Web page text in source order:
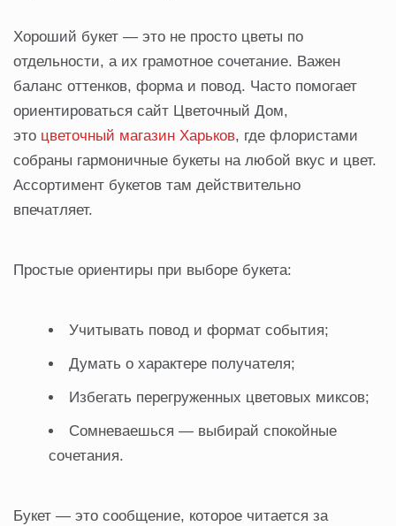
Хороший букет — это не просто цветы по
отдельности, а их грамотное сочетание. Важен
баланс оттенков, форма и повод. Часто помогает
ориентироваться сайт Цветочный Дом,
это цветочный магазин Харьков, где флористами
собраны гармоничные букеты на любой вкус и цвет.
Ассортимент букетов там действительно
впечатляет.
Простые ориентиры при выборе букета:
Учитывать повод и формат события;
Думать о характере получателя;
Избегать перегруженных цветовых миксов;
Сомневаешься — выбирай спокойные
сочетания.
Букет — это сообщение, которое читается за